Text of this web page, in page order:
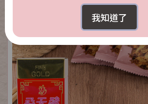
我知道了